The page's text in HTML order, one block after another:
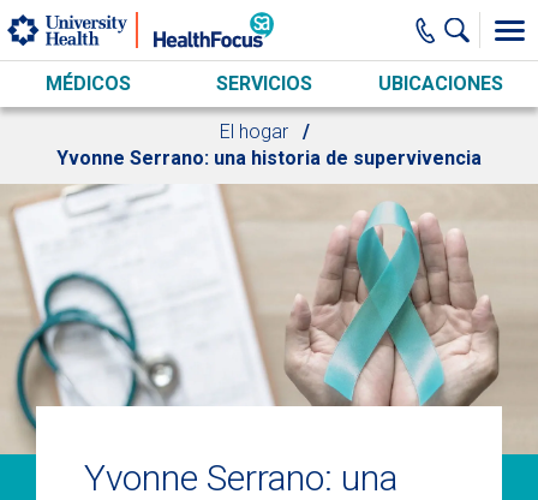
Skip to main content
MÉDICOS SERVICIOS UBICACIONES
El hogar
Yvonne Serrano: una historia de supervivencia
Yvonne Serrano: una